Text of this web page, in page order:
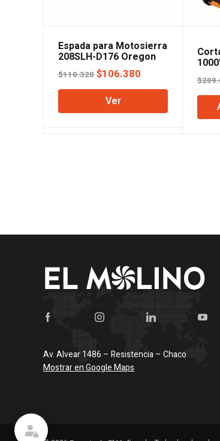
Espada para Motosierra
208SLH-D176 Oregon
$110.320 El
precio
original
era:
$106.380
precio
es:
Ver
$
Av. Alvear 1486 – Resistencia – Chaco
Mostrar en Google Maps